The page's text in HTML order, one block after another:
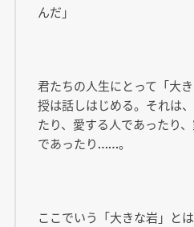
んだ」
君たちの人生にとって「大
授は話しはじめる。それは
たり、愛する人であったり
であったり……。
ここでいう「大きな岩」と